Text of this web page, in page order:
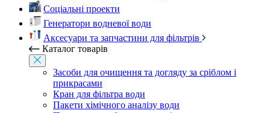
Соціальні проекти
Генератори водневої води
Аксесуари та запчастини для фільтрів
Каталог товарів
Засоби для очищення та догляду за сріблом і
прикрасами
Кран для фільтра води
Пакети хімічного аналізу води